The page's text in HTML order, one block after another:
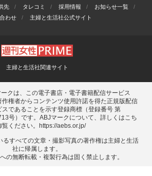
先 タレコミ 採用情報
お知らせ一覧
わせ
主婦と生活社公式サイト
主婦と生活社関連サイト
クは、この電子書店・電子書籍配信サービス
作権者からコンテンツ使用許諾を得た正規版配信
スであることを示す登録商標（登録番号 第
号）です。ABJマークについて、詳しくはこち
覧ください。
https://aebs.or.jp/
るすべての⽂章・撮影写真の著作権は主婦と⽣活
社に帰属します。
の無断転載・複製⾏為は固く禁⽌します。